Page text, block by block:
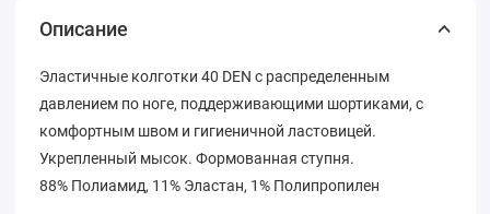
Описание
Эластичные колготки 40 DEN с распределенным
давлением по ноге, поддерживающими шортиками, с
комфортным швом и гигиеничной ластовицей.
Укрепленный мысок. Формованная ступня.
88% Полиамид, 11% Эластан, 1% Полипропилен